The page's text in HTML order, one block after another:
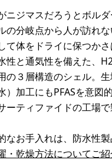
ニジマスだろうとボル
の分岐点から人が訪れ
て体をドライに保つか
性と通気性を備えた、
の３層構造のシェル。
）加工にもPFASを意図
ーティファイドの工場
なお手入れは、防水性製
・乾燥方法についてご紹